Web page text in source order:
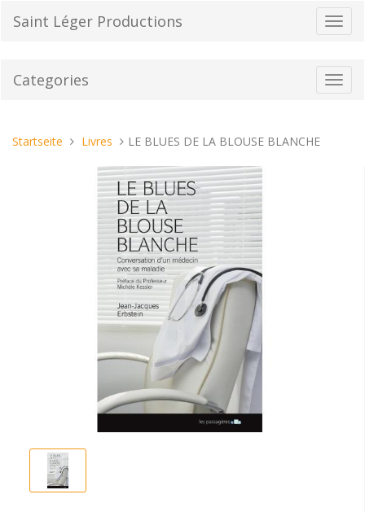
zumSaint Léger Productions
Categories
Sie
Startseite Livres LE BLUES DE LA BLOUSE BLANCHE